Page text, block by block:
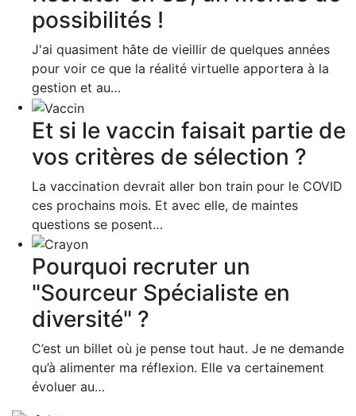
possibilités !
J'ai quasiment hâte de vieillir de quelques années
pour voir ce que la réalité virtuelle apportera à la
gestion et au…
Et si le vaccin faisait partie de
vos critères de sélection ?
La vaccination devrait aller bon train pour le COVID
ces prochains mois. Et avec elle, de maintes
questions se posent…
Pourquoi recruter un
"Sourceur Spécialiste en
diversité" ?
C’est un billet où je pense tout haut. Je ne demande
qu’à alimenter ma réflexion. Elle va certainement
évoluer au…